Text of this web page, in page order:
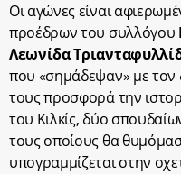
Οι αγώνες είναι
προέδρων του συλλόγου
Λεωνίδα
που «σημάδεψαν» με τον
τους προσφορά την
του Κιλκίς, δύο
τους οποίους θα
υπογραμμίζεται στην